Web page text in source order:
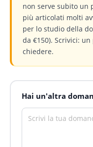
non serve subito un
più articolati molti
per lo studio della
da €150). Scrivici:
chiedere.
Hai un'altra